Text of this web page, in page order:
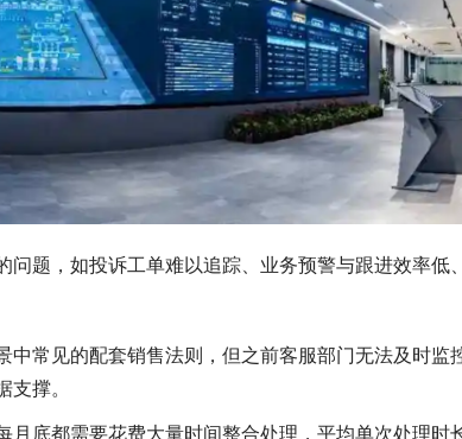
题，如投诉工单难以追踪、业务预警与跟进效率低
中常见的配套销售法则，但之前客服部门无法及时监
撑。
月底都需要花费大量时间整合处理，平均单次处理时